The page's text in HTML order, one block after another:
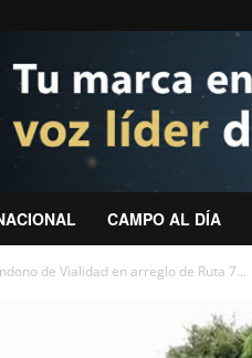
CAMPO AL DÍA
de Vialidad en arreglo de Ruta 7...